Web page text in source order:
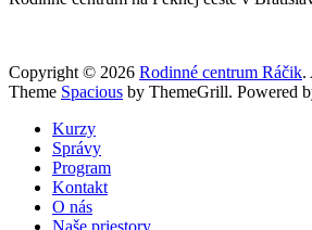
Copyright © 2026 Rodinné centrum Ráčik.
Theme Spacious by ThemeGrill. Powered
Kurzy
Správy
Program
Kontakt
O nás
Naše priestory